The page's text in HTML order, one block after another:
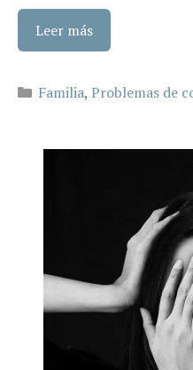
Leer más
Categorías
Familia, Problemas de